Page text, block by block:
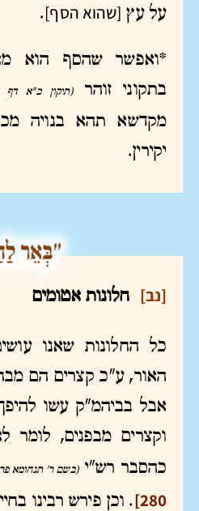
על עץ [שהוא הסף].
*ואפשר שהסף הוא
בתקוני זוהר
(תיקון כ"א
מקדשא תהא בנויה
יקירין.
[נב] חלונות אטומים
כל החלונות שאנו
האור, ע"כ קצרים הם
אבל בביהמ"ק עשו
וקצרים מבפנים, לומר
כהסבר רש"י(בשם ר' תנחומא
280] . וכן פירש רבינו